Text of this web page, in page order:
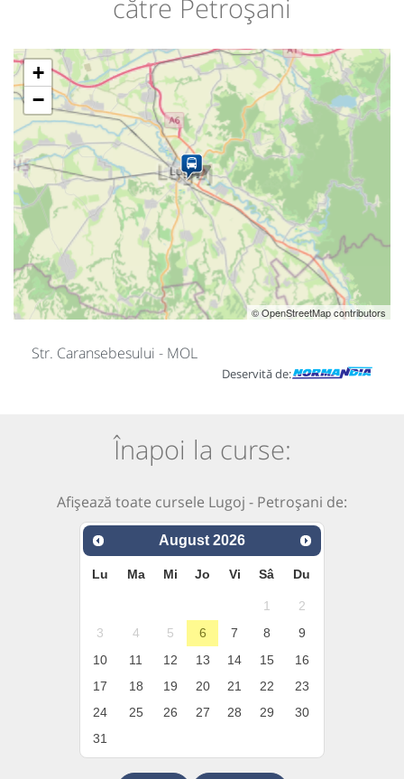
către Petroșani
+
−
© OpenStreetMap contributors
Str. Caransebesului - MOL
Deservită de:
Înapoi la curse:
Afișează toate cursele Lugoj - Petroșani de:
August 2026
Lu Ma Mi Jo Vi Sâ Du
1
2
3
4 5 6 7 8
9
10
11 12 13 14 15
16
17
18 19 20 21 22
23
24
25 26 27 28 29
30
31